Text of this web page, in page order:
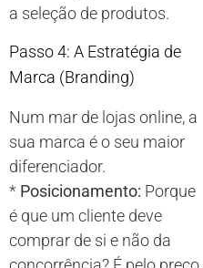
a seleção de produtos.
Passo 4: A Estratégia de
Marca (Branding)
Num mar de lojas online, a
sua marca é o seu maior
diferenciador.
* Posicionamento: Porque
é que um cliente deve
comprar de si e não da